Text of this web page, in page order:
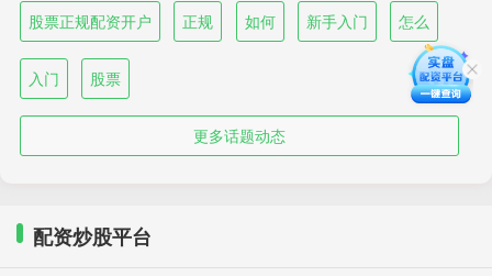
股票正规配资开户 正规 如何 新手入门 怎么
入门 股票
更多话题动态
配资炒股平台